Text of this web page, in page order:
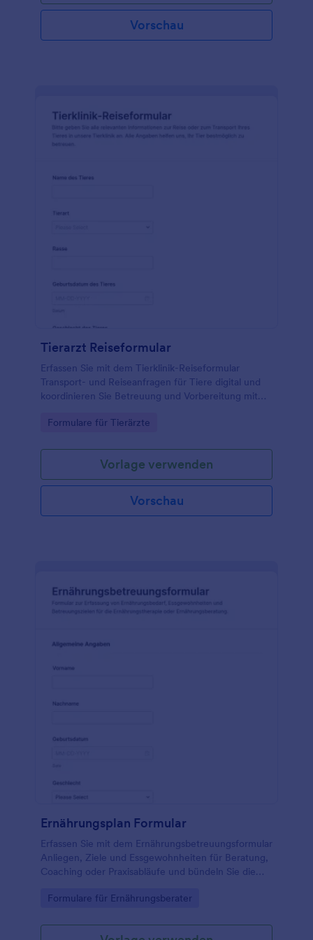
Vorschau
Tierarzt Reiseformular
Erfassen Sie mit dem Tierklinik-Reiseformular
Transport- und Reiseanfragen für Tiere digital und
koordinieren Sie Betreuung und Vorbereitung mit
übersichtliche Formularantworten.
Go to Category:
Formulare für Tierärzte
Vorlage verwenden
Vorschau
Ernährungsplan Formular
Erfassen Sie mit dem Ernährungsbetreuungsformular
Anliegen, Ziele und Essgewohnheiten für Beratung,
Coaching oder Praxisabläufe und bündeln Sie die
Auswertung jeder Formularantwort.
Go to Category:
Formulare für Ernährungsberater